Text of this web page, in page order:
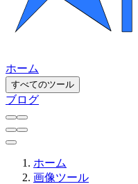
ホーム
すべてのツール
ブログ
ホーム
画像ツール